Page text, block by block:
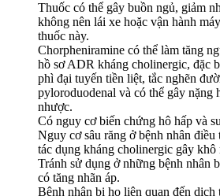
Thuốc có thể gây buồn ngủ, giảm
không nên lái xe hoặc vận hành
thuốc này.
Chorpheniramine có thể làm tăng
hồ sơ ADR kháng cholinergic, đặc
phì đại tuyến tiền liệt, tắc nghẽn
pyloroduodenal và có thể gây nặng
nhược.
Có nguy cơ biến chứng hô hấp và
Nguy cơ sâu răng ở bệnh nhân
tác dụng kháng cholinergic gây khô
Tránh sử dụng ở những bệnh nhân
có tăng nhãn áp.
Bệnh nhân bị ho liên quan đến dịch